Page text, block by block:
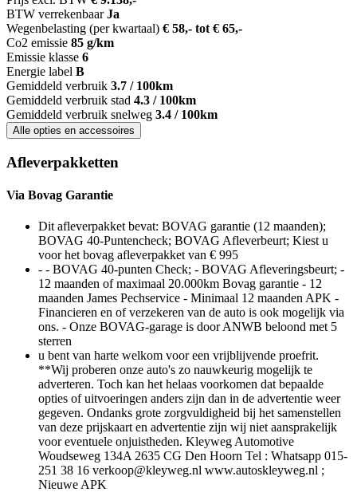
BTW verrekenbaar Ja
Wegenbelasting (per kwartaal) € 58,- tot € 65,-
Co2 emissie 85 g/km
Emissie klasse 6
Energie label B
Gemiddeld verbruik 3.7 / 100km
Gemiddeld verbruik stad 4.3 / 100km
Gemiddeld verbruik snelweg 3.4 / 100km
Alle opties en accessoires
Afleverpakketten
Via Bovag Garantie
Dit afleverpakket bevat: BOVAG garantie (12 maanden);
BOVAG 40-Puntencheck; BOVAG Afleverbeurt; Kiest u
voor het bovag afleverpakket van € 995
- - BOVAG 40-punten Check; - BOVAG Afleveringsbeurt; -
12 maanden of maximaal 20.000km Bovag garantie - 12
maanden James Pechservice - Minimaal 12 maanden APK -
Financieren en of verzekeren van de auto is ook mogelijk via
ons. - Onze BOVAG-garage is door ANWB beloond met 5
sterren
u bent van harte welkom voor een vrijblijvende proefrit.
**Wij proberen onze auto's zo nauwkeurig mogelijk te
adverteren. Toch kan het helaas voorkomen dat bepaalde
opties of uitvoeringen anders zijn dan in de advertentie weer
gegeven. Ondanks grote zorgvuldigheid bij het samenstellen
van deze prijskaart en advertentie zijn wij niet aansprakelijk
voor eventuele onjuistheden. Kleyweg Automotive
Woudseweg 134A 2635 CG Den Hoorn Tel : Whatsapp 015-
251 38 16 verkoop@kleyweg.nl www.autoskleyweg.nl ;
Nieuwe APK